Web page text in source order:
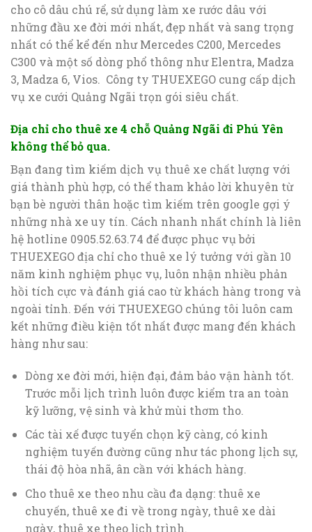
cho cô dâu chú rể, sử dụng làm xe rước dâu với
những đầu xe đời mới nhất, đẹp nhất và sang trọng
nhất có thể kể đến như Mercedes C200, Mercedes
C300 và một số dòng phổ thông như Elentra, Madza
3, Madza 6, Vios. Công ty THUEXEGO cung cấp dịch
vụ xe cưới Quảng Ngãi trọn gói siêu chất.
Địa chỉ cho thuê xe 4 chỗ Quảng Ngãi đi Phú Yên
không thể bỏ qua.
Bạn đang tìm kiếm dịch vụ thuê xe chất lượng với
giá thành phù hợp, có thể tham khảo lời khuyên từ
bạn bè người thân hoặc tìm kiếm trên google gợi ý
những nhà xe uy tín. Cách nhanh nhất chính là liên
hệ hotline 0905.52.63.74 để được phục vụ bởi
THUEXEGO địa chỉ cho thuê xe lý tưởng với gần 10
năm kinh nghiệm phục vụ, luôn nhận nhiều phản
hồi tích cực và đánh giá cao từ khách hàng trong và
ngoài tỉnh. Đến với THUEXEGO chúng tôi luôn cam
kết những điều kiện tốt nhất được mang đến khách
hàng như sau:
Dòng xe đời mới, hiện đại, đảm bảo vận hành tốt.
Trước mỗi lịch trình luôn được kiểm tra an toàn
kỹ lưỡng, vệ sinh và khử mùi thơm tho.
Các tài xế được tuyển chọn kỹ càng, có kinh
nghiệm tuyến đường cũng như tác phong lịch sự,
thái độ hòa nhã, ân cần với khách hàng.
Cho thuê xe theo nhu cầu đa dạng: thuê xe
chuyến, thuê xe đi về trong ngày, thuê xe dài
ngày, thuê xe theo lịch trình.